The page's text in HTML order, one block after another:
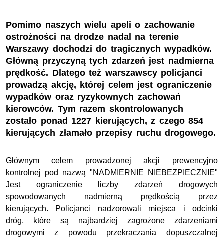
Pomimo naszych wielu apeli o zachowanie
ostrożności na drodze nadal na terenie
Warszawy dochodzi do tragicznych wypadków.
Główną przyczyną tych zdarzeń jest nadmierna
prędkość. Dlatego też warszawscy policjanci
prowadzą akcję, której celem jest ograniczenie
wypadków oraz ryzykownych zachowań
kierowców. Tym razem skontrolowanych
zostało ponad 1227 kierujących, z czego 854
kierujących złamało przepisy ruchu drogowego.
Głównym celem prowadzonej akcji prewencyjno
kontrolnej pod nazwą "NADMIERNIE NIEBEZPIECZNIE"
Jest ograniczenie liczby zdarzeń drogowych
spowodowanych nadmierną prędkością przez
kierujących. Policjanci nadzorowali miejsca i odcinki
dróg, które są najbardziej zagrożone zdarzeniami
drogowymi z powodu przekraczania dopuszczalnej